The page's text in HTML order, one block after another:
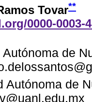
Tovar**
0000-0003-
de
Autónoma de